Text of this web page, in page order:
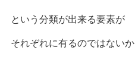
という分類が出来る要素が
それぞれに有るのではないか